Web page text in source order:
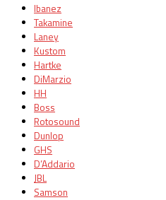
Ibanez
Takamine
Laney
Kustom
Hartke
DiMarzio
HH
Boss
Rotosound
Dunlop
GHS
D’Addario
JBL
Samson